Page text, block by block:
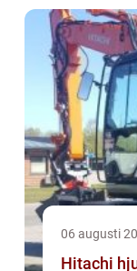
06 augusti
Hitachi